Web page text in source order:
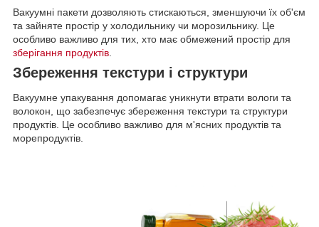
Вакуумні пакети дозволяють стискаються, зменшуючи їх об'єм
та зайняте простір у холодильнику чи морозильнику. Це
особливо важливо для тих, хто має обмежений простір для
зберігання продуктів
Збереження текстури і структури
Вакуумне упакування допомагає уникнути втрати вологи та
волокон, що забезпечує збереження текстури та структури
продуктів. Це особливо важливо для м'ясних продуктів та
морепродуктів.